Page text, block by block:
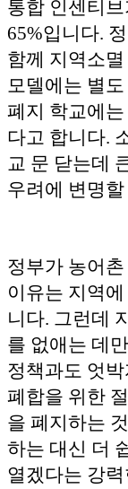
통합 인센티
65%입니다.
함께 지역소
모델에는 별
폐지 학교에
다고 합니다.
교 문 닫는데
우려에 변명
정부가 농어
이유는 지역
니다. 그런데
를 없애는 데
정책과도 엇
폐합을 위한
을 폐지하는
하는 대신 더
열겠다는 강